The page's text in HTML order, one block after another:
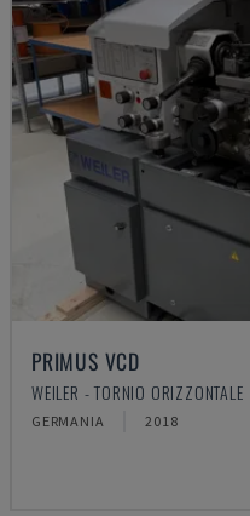
PRIMUS VCD
WEILER - TORNIO ORIZZONTALE
GERMANIA 2018